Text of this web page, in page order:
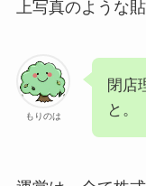
上写真のような
もりのは
閉店
と。